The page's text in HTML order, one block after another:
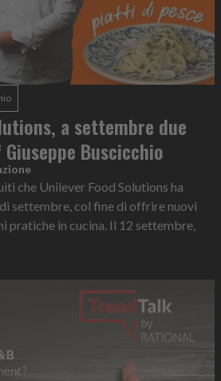
a settembre due
Buscicchio
che Unilever Food Solutions ha
settembre, col fine di offrire nuovi
pratiche in cucina. Il 12 settembre,